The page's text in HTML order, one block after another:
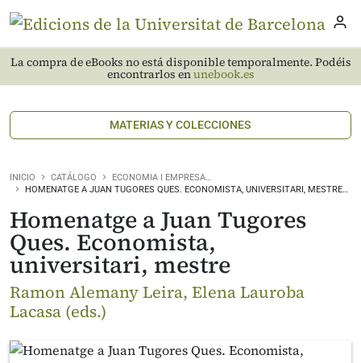
La compra de eBooks no está disponible temporalmente. Podéis
encontrarlos enunebook.es
MATERIAS Y COLECCIONES
INICIO CATÁLOGO
ECONOMIA I EMPRESA…
HOMENATGE A JUAN TUGORES QUES. ECONOMISTA, UNIVERSITARI, MESTRE…
Homenatge a Juan Tugores
Ques. Economista,
universitari, mestre
Ramon Alemany Leira, Elena Lauroba
Lacasa (eds.)